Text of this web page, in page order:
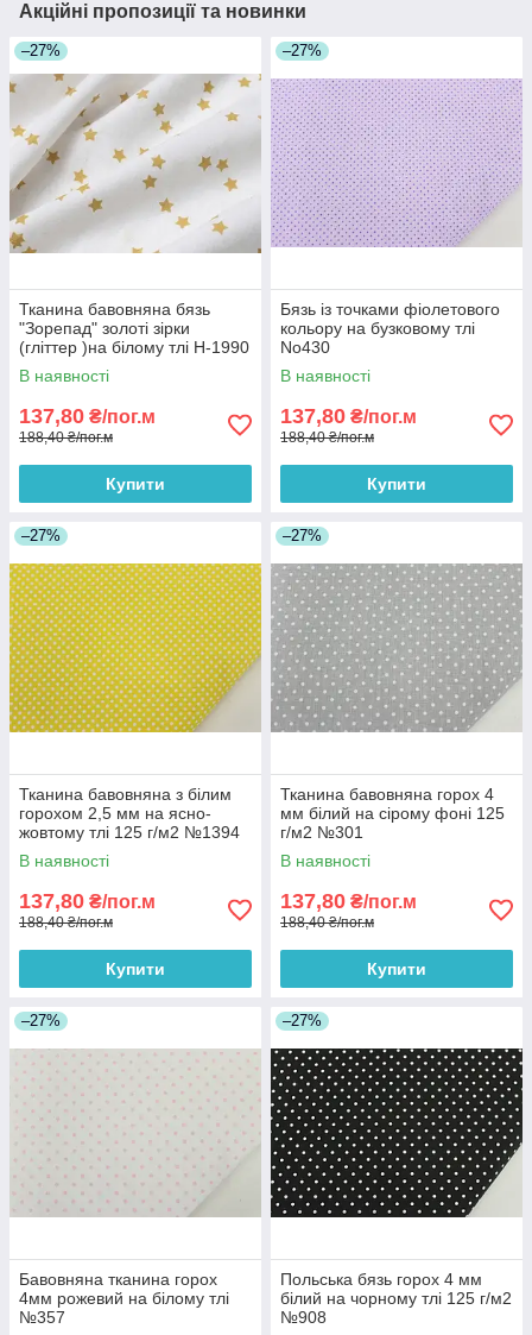
Акційні пропозиції та новинки
–27%
Тканина бавовняна бязь
"Зорепад" золоті зірки
(гліттер )на білому тлі Н-1990
В наявності
137,80 ₴/пог.м
188,40 ₴/пог.м
Купити
–27%
Бязь із точками фіолетового
кольору на бузковому тлі
No430
В наявності
137,80 ₴/пог.м
188,40 ₴/пог.м
Купити
–27%
Тканина бавовняна з білим
горохом 2,5 мм на ясно-
жовтому тлі 125 г/м2 №1394
В наявності
137,80 ₴/пог.м
188,40 ₴/пог.м
Купити
–27%
Тканина бавовняна горох 4
мм білий на сірому фоні 125
г/м2 №301
В наявності
137,80 ₴/пог.м
188,40 ₴/пог.м
Купити
–27%
Бавовняна тканина горох
4мм рожевий на білому тлі
№357
–27%
Польська бязь горох 4 мм
білий на чорному тлі 125 г/м2
№908